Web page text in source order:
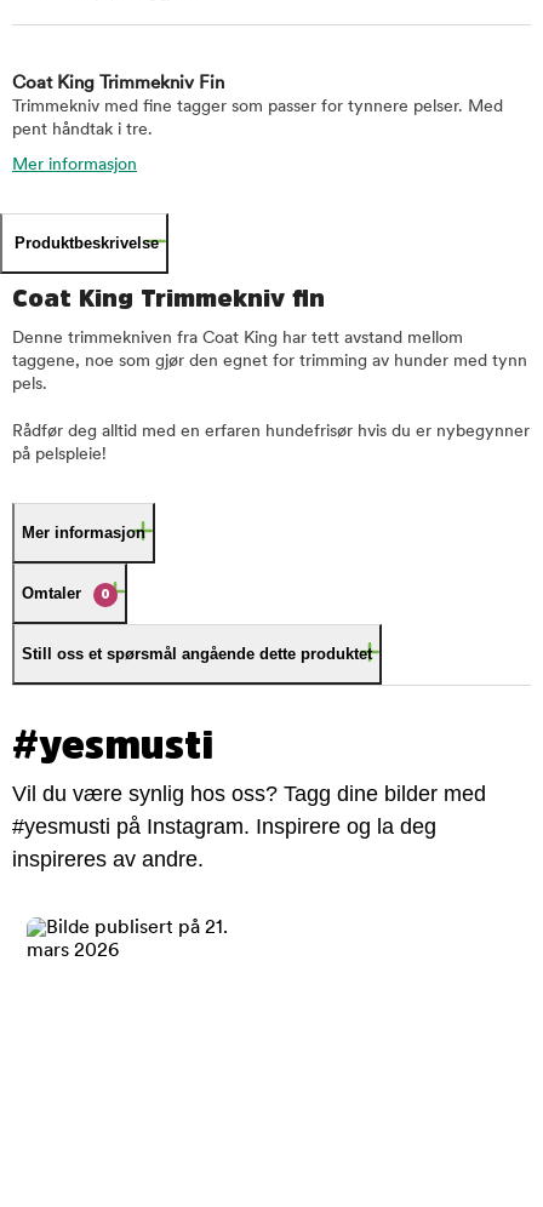
Coat King Trimmekniv Fin
Trimmekniv med fine tagger som passer for tynnere pelser. Med
pent håndtak i tre.
Mer informasjon
Produktbeskrivelse
Coat King Trimmekniv fin
Denne trimmekniven fra Coat King har tett avstand mellom
taggene, noe som gjør den egnet for trimming av hunder med tynn
pels.
Rådfør deg alltid med en erfaren hundefrisør hvis du er nybegynner
på pelspleie!
Mer informasjon
Omtaler 0
Still oss et spørsmål angående dette produktet
#yesmusti
Vil du være synlig hos oss? Tagg dine bilder med
#yesmusti på Instagram. Inspirere og la deg
inspireres av andre.